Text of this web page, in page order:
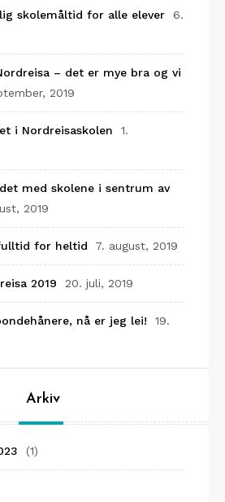
skolemåltid for alle elever
6.
– det er mye bra og vi
2019
i Nordreisaskolen
1.
med skolene i sentrum av
2019
for heltid 7. august, 2019
2019 20. juli, 2019
nå er jeg lei!
19.
Arkiv
(1)